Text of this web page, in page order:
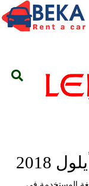
اللغة المستخدمة في